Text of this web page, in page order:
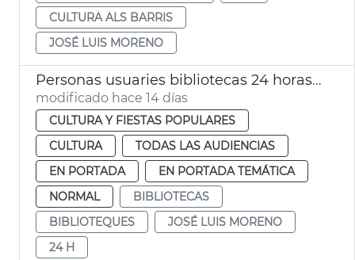
CULTURA ALS BARRIS
JOSÉ LUIS MORENO
Personas usuaries bibliotecas 24 horas València
modificado hace 14 días
CULTURA Y FIESTAS POPULARES
CULTURA
TODAS LAS AUDIENCIAS
EN PORTADA
EN PORTADA TEMÁTICA
NORMAL
BIBLIOTECAS
BIBLIOTEQUES
JOSÉ LUIS MORENO
24 H